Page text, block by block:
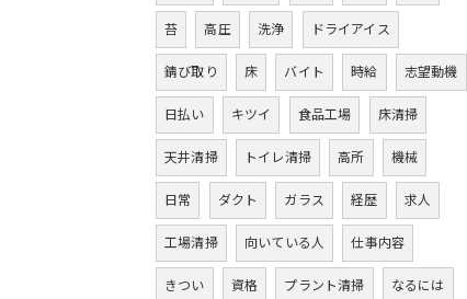
苔
高圧 洗浄
ドライアイス
錆び取り
床 バイト 時給
志望動機
日払い
キツイ 食品工場
床清掃
天井清掃
トイレ清掃 高所
機械
日常
ダクト ガラス 経歴
求人
工場清掃
向いている人
仕事内容
きつい
資格 プラント清掃
なるには